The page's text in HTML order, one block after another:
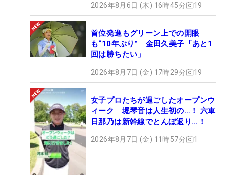
2026年8月6日 (木) 16時45分 19
首位発進もグリーン上での開眼
も“10年ぶり” 金田久美子「あと1
回は勝ちたい」
2026年8月7日 (金) 17時29分 19
女子プロたちが過ごしたオープンウ
ィーク 堀琴音は人生初の…！ 六車
日那乃は新幹線でとんぼ返り…！
2026年8月7日 (金) 11時57分 1